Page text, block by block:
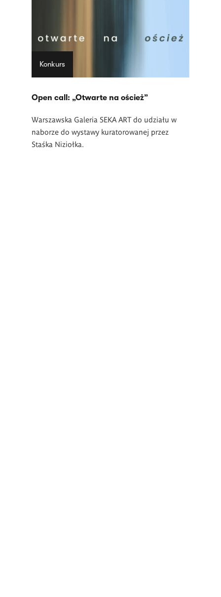
Konkurs
Open call: „Otwarte na oścież”
Warszawska Galeria SEKA ART do udziału w
naborze do wystawy kuratorowanej przez
Staśka Niziołka.